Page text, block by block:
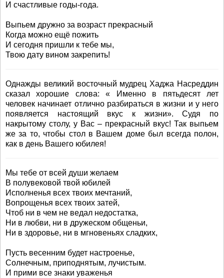
И счастливые годы-года.
Выпьем дружно за возраст прекрасный
Когда можно ещё пожить
И сегодня пришли к тебе мы,
Твою дату вином закрепить!
Однажды великий восточный мудрец Хаджа Насреддин
сказал хорошие слова: « Именно в пятьдесят лет
человек начинает отлично разбираться в жизни и у него
появляется настоящий вкус к жизни». Судя по
накрытому столу, у Вас – прекрасный вкус! Так выпьем
же за то, чтобы стол в Вашем доме был всегда полон,
как в день Вашего юбилея!
Мы тебе от всей души желаем
В полувековой твой юбилей
Исполненья всех твоих мечтаний,
Вопрощенья всех твоих затей,
Чтоб ни в чем не ведал недостатка,
Ни в любви, ни в дружеском общеньи,
Ни в здоровье, ни в мгновеньях сладких,
Пусть весенним будет настроенье,
Солнечным, приподнятым, лучистым.
И прими все знаки уваженья